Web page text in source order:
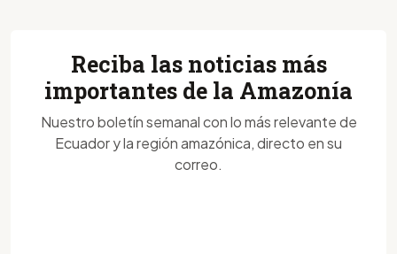
Reciba las noticias más
importantes de la Amazonía
Nuestro boletín semanal con lo más relevante de
Ecuador y la región amazónica, directo en su
correo.